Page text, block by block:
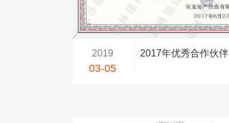
2019
03-05
2017年优秀合作伙伴